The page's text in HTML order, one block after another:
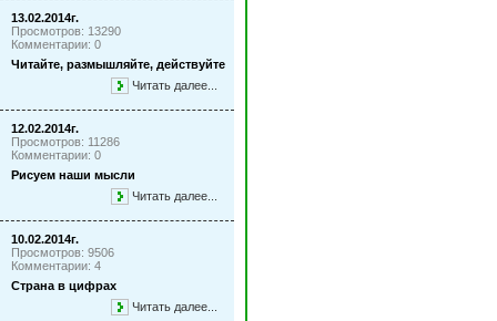
13.02.2014г.
Просмотров: 13290
Комментарии: 0
Читайте, размышляйте, действуйте
Читать далее...
12.02.2014г.
Просмотров: 11286
Комментарии: 0
Рисуем наши мысли
Читать далее...
10.02.2014г.
Просмотров: 9506
Комментарии: 4
Страна в цифрах
Читать далее...